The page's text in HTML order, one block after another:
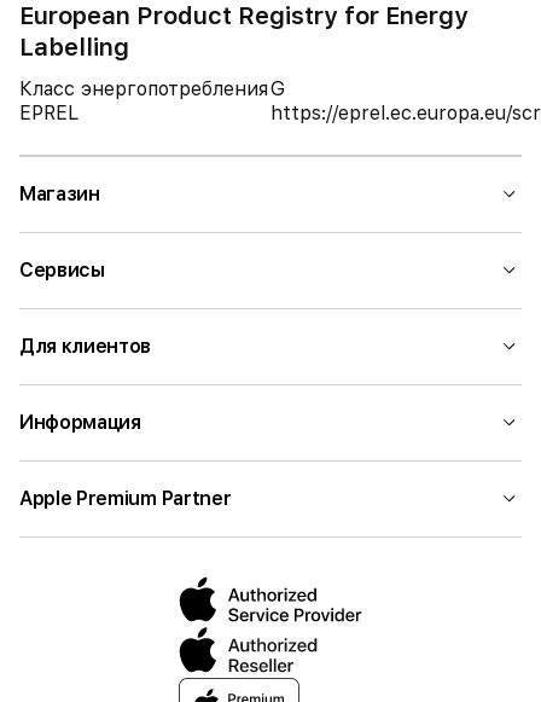
European Product Registry for Energy
Labelling
Класс энергопотребленияG
EPREL
https://eprel.ec.europa.eu/
Магазин
Сервисы
Для клиентов
Информация
Apple Premium Partner